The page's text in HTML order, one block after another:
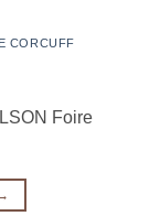
CORCUFF
Foire